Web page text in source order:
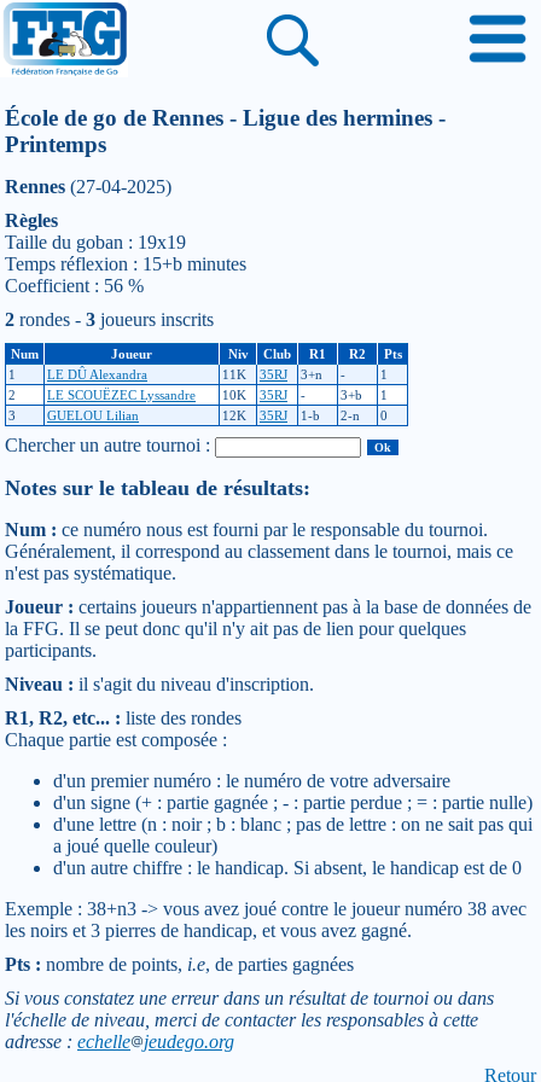
École de go de Rennes - Ligue des hermines -
Printemps
Rennes (27-04-2025)
Règles
Taille du goban : 19x19
Temps réflexion : 15+b minutes
Coefficient : 56 %
2 rondes - 3 joueurs inscrits
Num Joueur Niv Club R1 R2
Pts
1
LE DÛ Alexandra 11K 35RJ 3+n -
1
2
LE SCOUËZEC Lyssandre 10K 35RJ - 3+b
1
3
GUELOU Lilian 12K 35RJ 1-b 2-n 0
Chercher un autre tournoi :
Notes sur le tableau de résultats:
Num : ce numéro nous est fourni par le responsable du tournoi.
Généralement, il correspond au classement dans le tournoi, mais ce
n'est pas systématique.
Joueur : certains joueurs n'appartiennent pas à la base de données de
la FFG. Il se peut donc qu'il n'y ait pas de lien pour quelques
participants.
Niveau : il s'agit du niveau d'inscription.
R1, R2, etc... : liste des rondes
Chaque partie est composée :
d'un premier numéro : le numéro de votre adversaire
d'un signe (+ : partie gagnée ; - : partie perdue ; = : partie nulle)
d'une lettre (n : noir ; b : blanc ; pas de lettre : on ne sait pas qui
a joué quelle couleur)
d'un autre chiffre : le handicap. Si absent, le handicap est de 0
Exemple : 38+n3 -> vous avez joué contre le joueur numéro 38 avec
les noirs et 3 pierres de handicap, et vous avez gagné.
Pts : nombre de points, i.e, de parties gagnées
Si vous constatez une erreur dans un résultat de tournoi ou dans
l'échelle de niveau, merci de contacter les responsables à cette
adresse : echelle
jeudego.org
Retour